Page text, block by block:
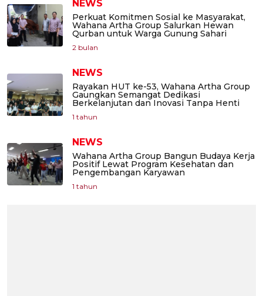
NEWS
Perkuat Komitmen Sosial ke Masyarakat,
Wahana Artha Group Salurkan Hewan
Qurban untuk Warga Gunung Sahari
2 bulan
NEWS
Rayakan HUT ke-53, Wahana Artha Group
Gaungkan Semangat Dedikasi
Berkelanjutan dan Inovasi Tanpa Henti
1 tahun
NEWS
Wahana Artha Group Bangun Budaya Kerja
Positif Lewat Program Kesehatan dan
Pengembangan Karyawan
1 tahun